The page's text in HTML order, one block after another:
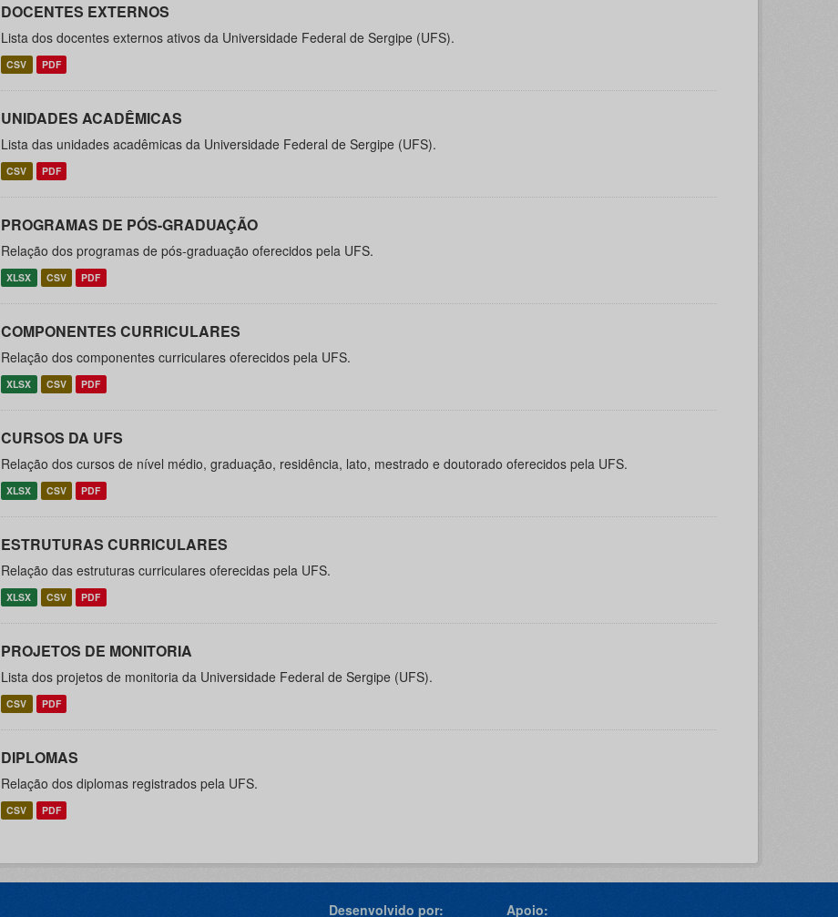
DOCENTES EXTERNOS
Lista dos docentes externos ativos da Universidade Federal de Sergipe (UFS).
CSV PDF
UNIDADES ACADÊMICAS
Lista das unidades acadêmicas da Universidade Federal de Sergipe (UFS).
CSV PDF
PROGRAMAS DE PÓS-GRADUAÇÃO
Relação dos programas de pós-graduação oferecidos pela UFS.
XLSX CSV PDF
COMPONENTES CURRICULARES
Relação dos componentes curriculares oferecidos pela UFS.
XLSX CSV PDF
CURSOS DA UFS
Relação dos cursos de nível médio, graduação, residência, lato, mestrado e doutorado oferecidos pela UFS.
XLSX CSV PDF
ESTRUTURAS CURRICULARES
Relação das estruturas curriculares oferecidas pela UFS.
XLSX CSV PDF
PROJETOS DE MONITORIA
Lista dos projetos de monitoria da Universidade Federal de Sergipe (UFS).
CSV PDF
DIPLOMAS
Relação dos diplomas registrados pela UFS.
CSV PDF
Desenvolvido por: Apoio: